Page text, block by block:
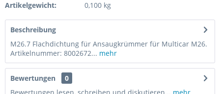
Artikelgewicht:
0,100 kg
Beschreibung
M26.7 Flachdichtung für Ansaugkrümmer für Multicar M26.
Artikelnummer: 8002672... mehr
Bewertungen
0